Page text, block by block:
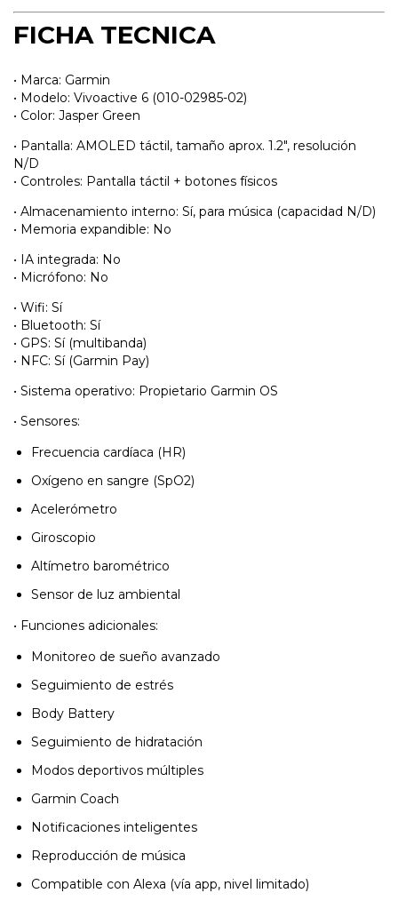
FICHA TECNICA
• Marca: Garmin
• Modelo: Vivoactive 6 (010-02985-02)
• Color: Jasper Green
• Pantalla: AMOLED táctil, tamaño aprox. 1.2", resolución
N/D
• Controles: Pantalla táctil + botones físicos
• Almacenamiento interno: Sí, para música (capacidad N/D)
• Memoria expandible: No
• IA integrada: No
• Micrófono: No
• Wifi: Sí
• Bluetooth: Sí
• GPS: Sí (multibanda)
• NFC: Sí (Garmin Pay)
• Sistema operativo: Propietario Garmin OS
• Sensores:
Frecuencia cardíaca (HR)
Oxígeno en sangre (SpO2)
Acelerómetro
Giroscopio
Altímetro barométrico
Sensor de luz ambiental
• Funciones adicionales:
Monitoreo de sueño avanzado
Seguimiento de estrés
Body Battery
Seguimiento de hidratación
Modos deportivos múltiples
Garmin Coach
Notificaciones inteligentes
Reproducción de música
Compatible con Alexa (vía app, nivel limitado)